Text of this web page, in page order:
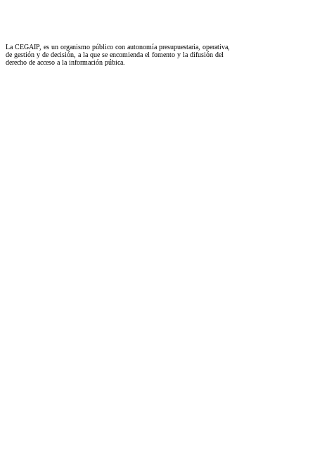
La CEGAIP, es un organismo público con autonomía presupuestaria, operativa,
de gestión y de decisión, a la que se encomienda el fomento y la difusión del
derecho de acceso a la información púbica.